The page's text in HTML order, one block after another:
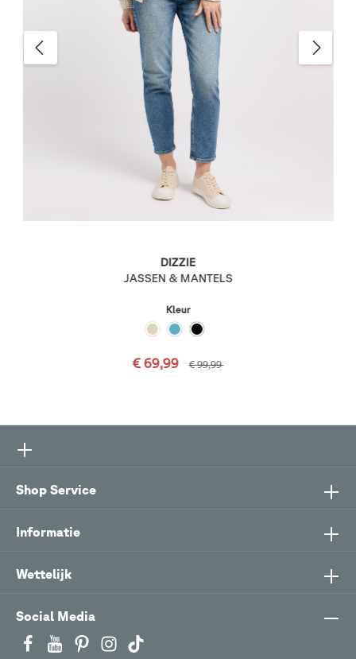
DIZZIE
JASSEN & MANTELS
Kleur
€ 69,99 € 99,99
Social Media
Shop Service
Informatie
Wettelijk